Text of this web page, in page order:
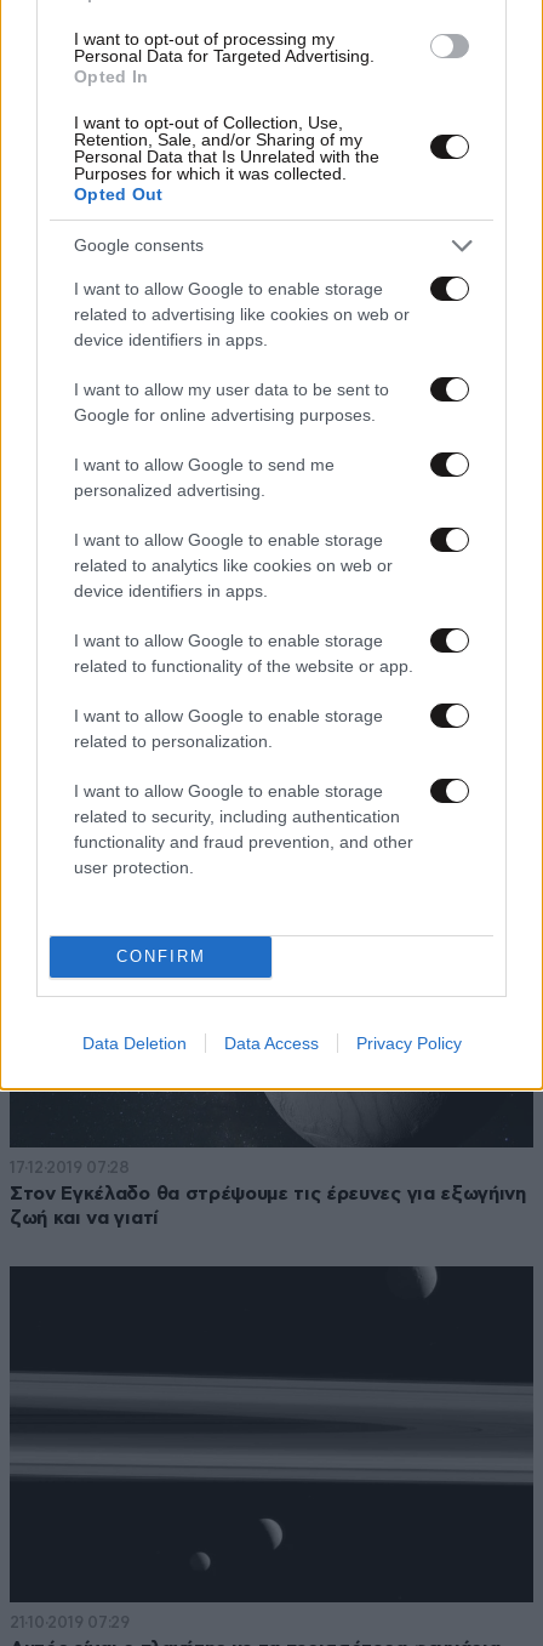
I want to opt-out of processing my
Personal Data for Targeted Advertising.
Opted In
I want to opt-out of Collection, Use,
Retention, Sale, and/or Sharing of my
Personal Data that Is Unrelated with the
Purposes for which it was collected.
Opted Out
Google consents
I want to allow Google to enable storage
related to advertising like cookies on web or
device identifiers in apps.
I want to allow my user data to be sent to
Google for online advertising purposes.
I want to allow Google to send me
personalized advertising.
I want to allow Google to enable storage
related to analytics like cookies on web or
device identifiers in apps.
I want to allow Google to enable storage
related to functionality of the website or app.
I want to allow Google to enable storage
related to personalization.
I want to allow Google to enable storage
related to security, including authentication
functionality and fraud prevention, and other
user protection.
CONFIRM
Data Deletion Data Access Privacy Policy
21·12·2020 09:35
H Google γιορτάζει με Doodle τον χειμώνα και τη
μεγάλη σύζευξη Δία – Κρόνου
24·11·2020 09:43
Οι πλανήτες Δίας και Κρόνος ετοιμάζονται για «γάμο»
17·12·2019 07:28
Στον Εγκέλαδο θα στρέψουμε τις έρευνες για εξωγήινη
ζωή και να γιατί
21·10·2019 07:29